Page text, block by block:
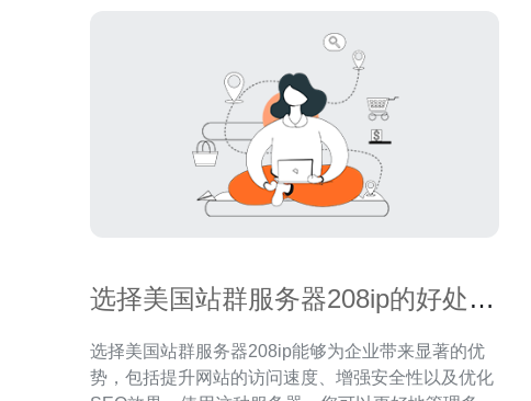
选择美国站群服务器208ip的好处与
选择美国站群服务器208ip能够为企业带来显著的优
势，包括提升网站的访问速度、增强安全性以及优化